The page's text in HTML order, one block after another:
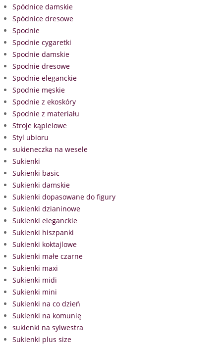
Spódnice damskie
Spódnice dresowe
Spodnie
Spodnie cygaretki
Spodnie damskie
Spodnie dresowe
Spodnie eleganckie
Spodnie męskie
Spodnie z ekoskóry
Spodnie z materiału
Stroje kąpielowe
Styl ubioru
sukieneczka na wesele
Sukienki
Sukienki basic
Sukienki damskie
Sukienki dopasowane do figury
Sukienki dzianinowe
Sukienki eleganckie
Sukienki hiszpanki
Sukienki koktajlowe
Sukienki małe czarne
Sukienki maxi
Sukienki midi
Sukienki mini
Sukienki na co dzień
Sukienki na komunię
sukienki na sylwestra
Sukienki plus size